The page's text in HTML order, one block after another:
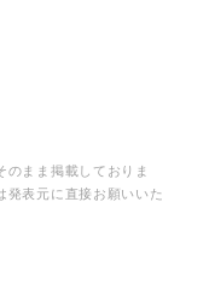
まま掲載しておりま
発表元に直接お願いいた